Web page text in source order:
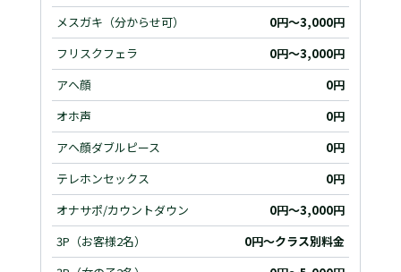
メスガキ（分からせ可）
0円～3,000円
フリスクフェラ
0円～3,000円
アヘ顔
0円
オホ声
0円
アヘ顔ダブルピース
0円
テレホンセックス
0円
オナサポ/カウントダウン
0円～3,000円
3P（お客様2名）
0円～クラス別料金